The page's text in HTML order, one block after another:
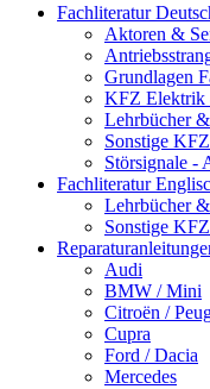
Fachliteratur
Aktoren &
Grundlagen
KFZ Elektrik
Lehrbücher
Sonstige
Störsignale -
Fachliteratur
Lehrbücher
Sonstige
Audi
BMW / Mini
Citroën /
Cupra
Ford / Dacia
Mercedes